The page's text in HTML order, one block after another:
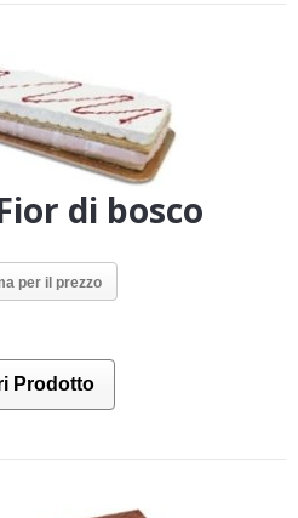
di bosco
per il prezzo
Prodotto